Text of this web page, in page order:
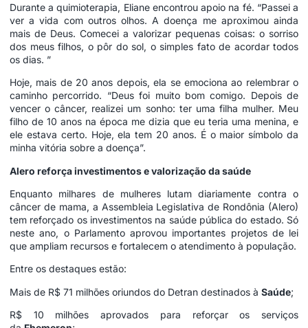
Durante a quimioterapia, Eliane encontrou apoio na fé. “Passei a
ver a vida com outros olhos. A doença me aproximou ainda
mais de Deus. Comecei a valorizar pequenas coisas: o sorriso
dos meus filhos, o pôr do sol, o simples fato de acordar todos
os dias. ”
Hoje, mais de 20 anos depois, ela se emociona ao relembrar o
caminho percorrido. “Deus foi muito bom comigo. Depois de
vencer o câncer, realizei um sonho: ter uma filha mulher. Meu
filho de 10 anos na época me dizia que eu teria uma menina, e
ele estava certo. Hoje, ela tem 20 anos. É o maior símbolo da
minha vitória sobre a doença”.
Alero reforça investimentos e valorização da saúde
Enquanto milhares de mulheres lutam diariamente contra o
câncer de mama, a Assembleia Legislativa de Rondônia (Alero)
tem reforçado os investimentos na saúde pública do estado. Só
neste ano, o Parlamento aprovou importantes projetos de lei
que ampliam recursos e fortalecem o atendimento à população.
Entre os destaques estão:
Mais de R$ 71 milhões oriundos do Detran destinados à Saúde;
R$ 10 milhões aprovados para reforçar os serviços